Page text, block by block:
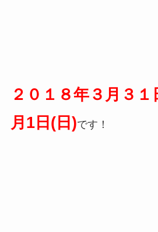
２０１８年３月３
月1日(日)です！